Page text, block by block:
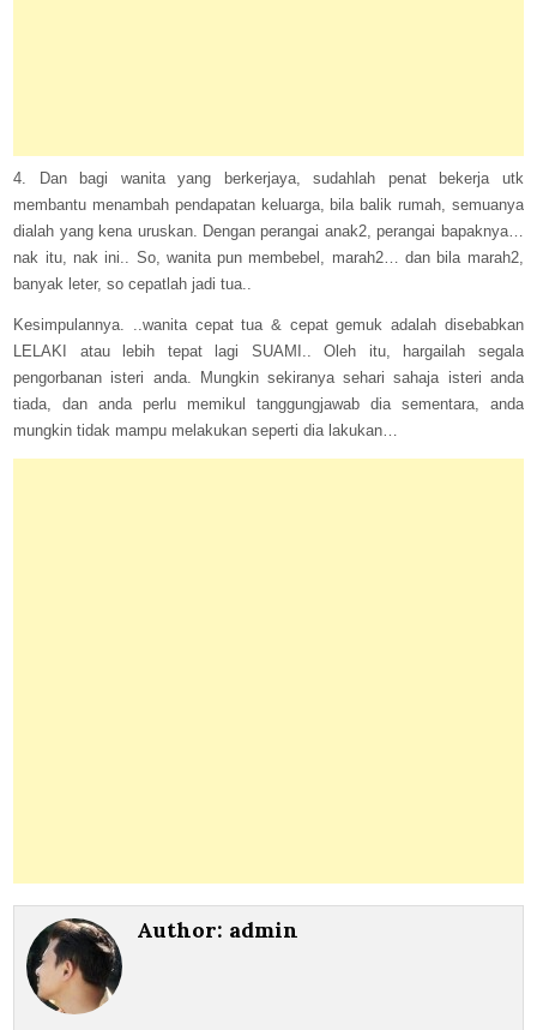
4. Dan bagi wanita yang berkerjaya, sudahlah penat bekerja utk
membantu menambah pendapatan keluarga, bila balik rumah, semuanya
dialah yang kena uruskan. Dengan perangai anak2, perangai bapaknya…
nak itu, nak ini.. So, wanita pun membebel, marah2… dan bila marah2,
banyak leter, so cepatlah jadi tua..
Kesimpulannya. ..wanita cepat tua & cepat gemuk adalah disebabkan
LELAKI atau lebih tepat lagi SUAMI.. Oleh itu, hargailah segala
pengorbanan isteri anda. Mungkin sekiranya sehari sahaja isteri anda
tiada, dan anda perlu memikul tanggungjawab dia sementara, anda
mungkin tidak mampu melakukan seperti dia lakukan…
Author: admin